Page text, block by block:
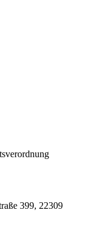
399, 22309